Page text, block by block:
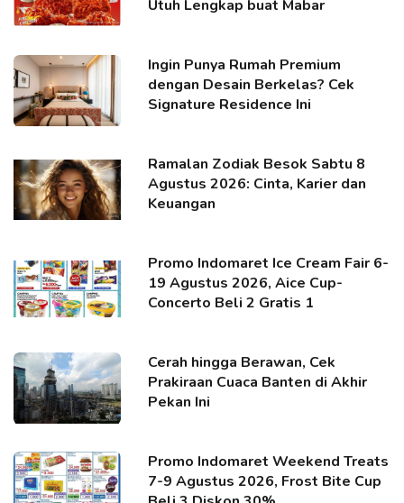
Utuh Lengkap buat Mabar
Ingin Punya Rumah Premium
dengan Desain Berkelas? Cek
Signature Residence Ini
Ramalan Zodiak Besok Sabtu 8
Agustus 2026: Cinta, Karier dan
Keuangan
Promo Indomaret Ice Cream Fair 6-
19 Agustus 2026, Aice Cup-
Concerto Beli 2 Gratis 1
Cerah hingga Berawan, Cek
Prakiraan Cuaca Banten di Akhir
Pekan Ini
Promo Indomaret Weekend Treats
7-9 Agustus 2026, Frost Bite Cup